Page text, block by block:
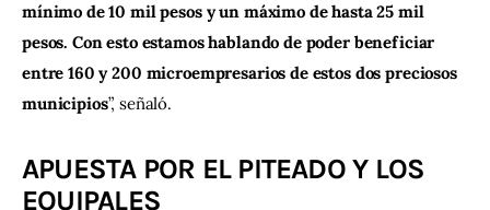
mínimo de 10 mil pesos y un máximo de hasta 25 mil
pesos. Con esto estamos hablando de poder beneficiar
entre 160 y 200 microempresarios de estos dos preciosos
municipios”, señaló.
APUESTA POR EL PITEADO Y LOS
EQUIPALES